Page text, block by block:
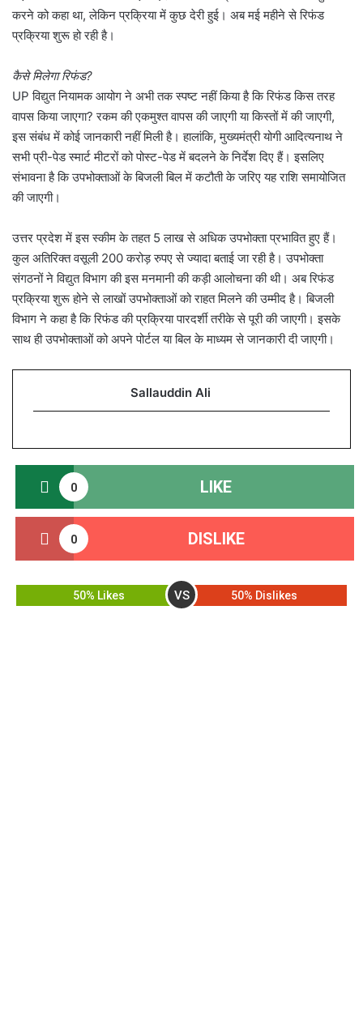
करने को कहा था, लेकिन प्रक्रिया में कुछ देरी हुई। अब मई महीने से रिफंड
प्रक्रिया शुरू हो रही है।
कैसे मिलेगा रिफंड?
UP विद्युत नियामक आयोग ने अभी तक स्पष्ट नहीं किया है कि रिफंड किस तरह
वापस किया जाएगा? रकम की एकमुश्त वापस की जाएगी या किस्तों में की जाएगी,
इस संबंध में कोई जानकारी नहीं मिली है। हालांकि, मुख्यमंत्री योगी आदित्यनाथ ने
सभी प्री-पेड स्मार्ट मीटरों को पोस्ट-पेड में बदलने के निर्देश दिए हैं। इसलिए
संभावना है कि उपभोक्ताओं के बिजली बिल में कटौती के जरिए यह राशि समायोजित
की जाएगी।
उत्तर प्रदेश में इस स्कीम के तहत 5 लाख से अधिक उपभोक्ता प्रभावित हुए हैं।
कुल अतिरिक्त वसूली 200 करोड़ रुपए से ज्यादा बताई जा रही है। उपभोक्ता
संगठनों ने विद्युत विभाग की इस मनमानी की कड़ी आलोचना की थी। अब रिफंड
प्रक्रिया शुरू होने से लाखों उपभोक्ताओं को राहत मिलने की उम्मीद है। बिजली
विभाग ने कहा है कि रिफंड की प्रक्रिया पारदर्शी तरीके से पूरी की जाएगी। इसके
साथ ही उपभोक्ताओं को अपने पोर्टल या बिल के माध्यम से जानकारी दी जाएगी।
Sallauddin Ali
0 LIKE
0 DISLIKE
50% Likes VS 50% Dislikes